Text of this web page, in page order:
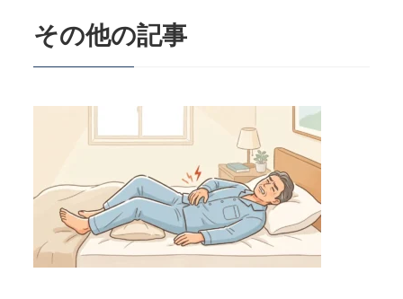
その他の記事